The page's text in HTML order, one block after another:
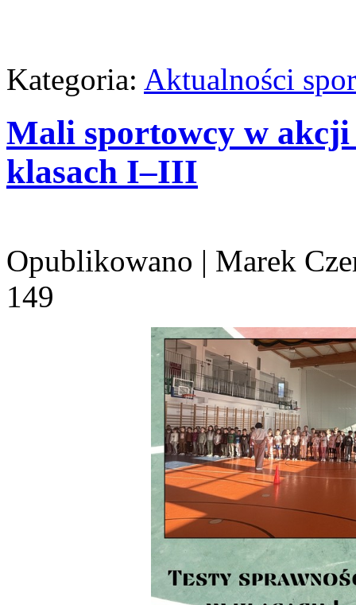
Kategoria: Aktualności
Mali sportowcy w akcji
klasach I–III
Opublikowano | Marek
149